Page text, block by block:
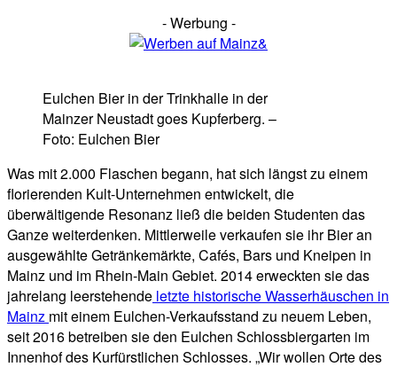
- Werbung -
Eulchen Bier in der Trinkhalle in der
Mainzer Neustadt goes Kupferberg. –
Foto: Eulchen Bier
Was mit 2.000 Flaschen begann, hat sich längst zu einem
florierenden Kult-Unternehmen entwickelt, die
überwältigende Resonanz ließ die beiden Studenten das
Ganze weiterdenken. Mittlerweile verkaufen sie ihr Bier an
ausgewählte Getränkemärkte, Cafés, Bars und Kneipen in
Mainz und im Rhein-Main Gebiet. 2014 erweckten sie das
jahrelang leerstehende letzte historische Wasserhäuschen in
Mainz mit einem Eulchen-Verkaufsstand zu neuem Leben,
seit 2016 betreiben sie den Eulchen Schlossbiergarten im
Innenhof des Kurfürstlichen Schlosses. „Wir wollen Orte des